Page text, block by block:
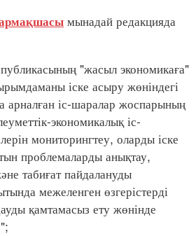
мынадай редакцияда
"жасыл экономикаға"
іске асыру жөніндегі
іс-шаралар жоспарының
экономикалық іс-
мониторингтеу, оларды іске
проблемаларды анықтау,
табиғат пайдалануды
межеленген өзгерістерді
қамтамасыз ету жөнінде